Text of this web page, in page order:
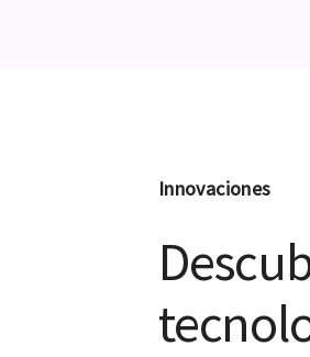
Innovaciones